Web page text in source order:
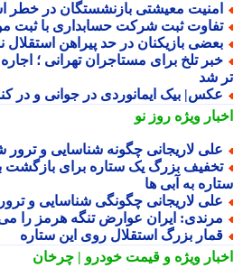
معیشتی بازنشستگان در خطر
ثبت شرکت حسابداری با ثبت
بازیکنان در حد پیراهن استقلال
شد
بیک ایمانوردی در جوانی و در کنار
ویژهروز نو
لاریجانی چگونه شناسایی و ترور شد؟
بزرگ یک ستاره برای بازگشت به
به آبی ها
لاریجانی چگونگی شناسایی و ترور
ایران عوارض تنگه هرمز را می
بزرگ استقلال روی این ستاره
ویژهو قیمت خودرو | چرخان